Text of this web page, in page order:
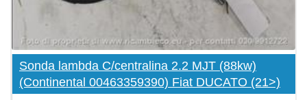
Sonda lambda C/centralina 2.2 MJT (88kw)
(Continental 00463359390) Fiat DUCATO (21>)